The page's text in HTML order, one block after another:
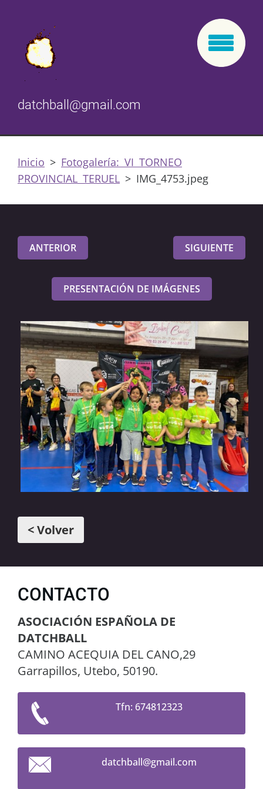
datchball@gmail.com
Inicio > Fotogalería: VI TORNEO
PROVINCIAL TERUEL > IMG_4753.jpeg
ANTERIOR SIGUIENTE
PRESENTACIÓN DE IMÁGENES
< Volver
CONTACTO
ASOCIACIÓN ESPAÑOLA DE
DATCHBALL
CAMINO ACEQUIA DEL CANO,29
Garrapillos, Utebo, 50190.
Tfn: 674812323
datchball@gmail.com